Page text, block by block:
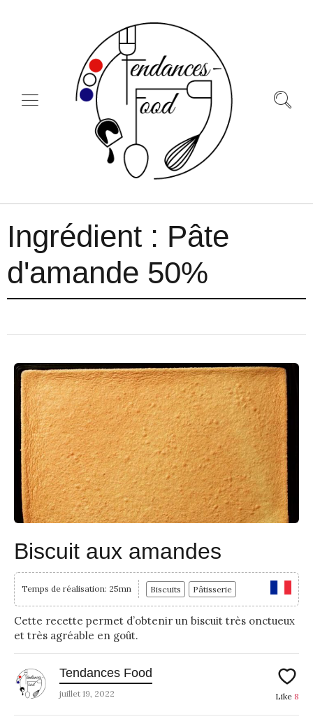
Ingrédient : Pâte
d'amande 50%
Biscuit aux amandes
Temps de réalisation: 25mn Biscuits Pâtisserie
Cette recette permet d’obtenir un biscuit très onctueux
et très agréable en goût.
Tendances Food
juillet 19, 2022 Like 8